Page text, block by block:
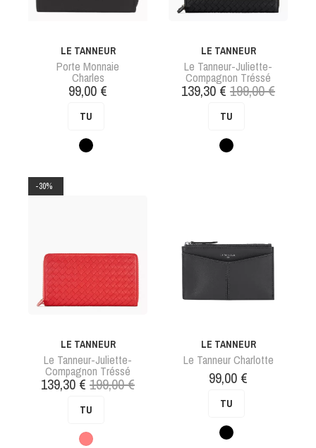
LE TANNEUR
Porte Monnaie
Charles
Prix
99,00 €
TU
Noir
LE TANNEUR
Le Tanneur-Juliette-
Compagnon Tréssé
Prix
139,30 € Prix
base
199,00 €
TU
Noir
LE TANNEUR
Le Tanneur-Juliette-
Compagnon Tréssé
Prix
139,30 € Prix
base
199,00 €
TU
Rose
-30%
LE TANNEUR
Le Tanneur Charlotte
Prix
99,00 €
TU
Noir